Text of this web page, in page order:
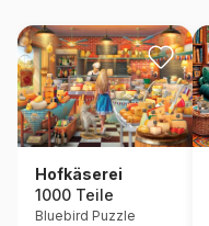
Hofkäserei
1000 Teile
Bluebird Puzzle